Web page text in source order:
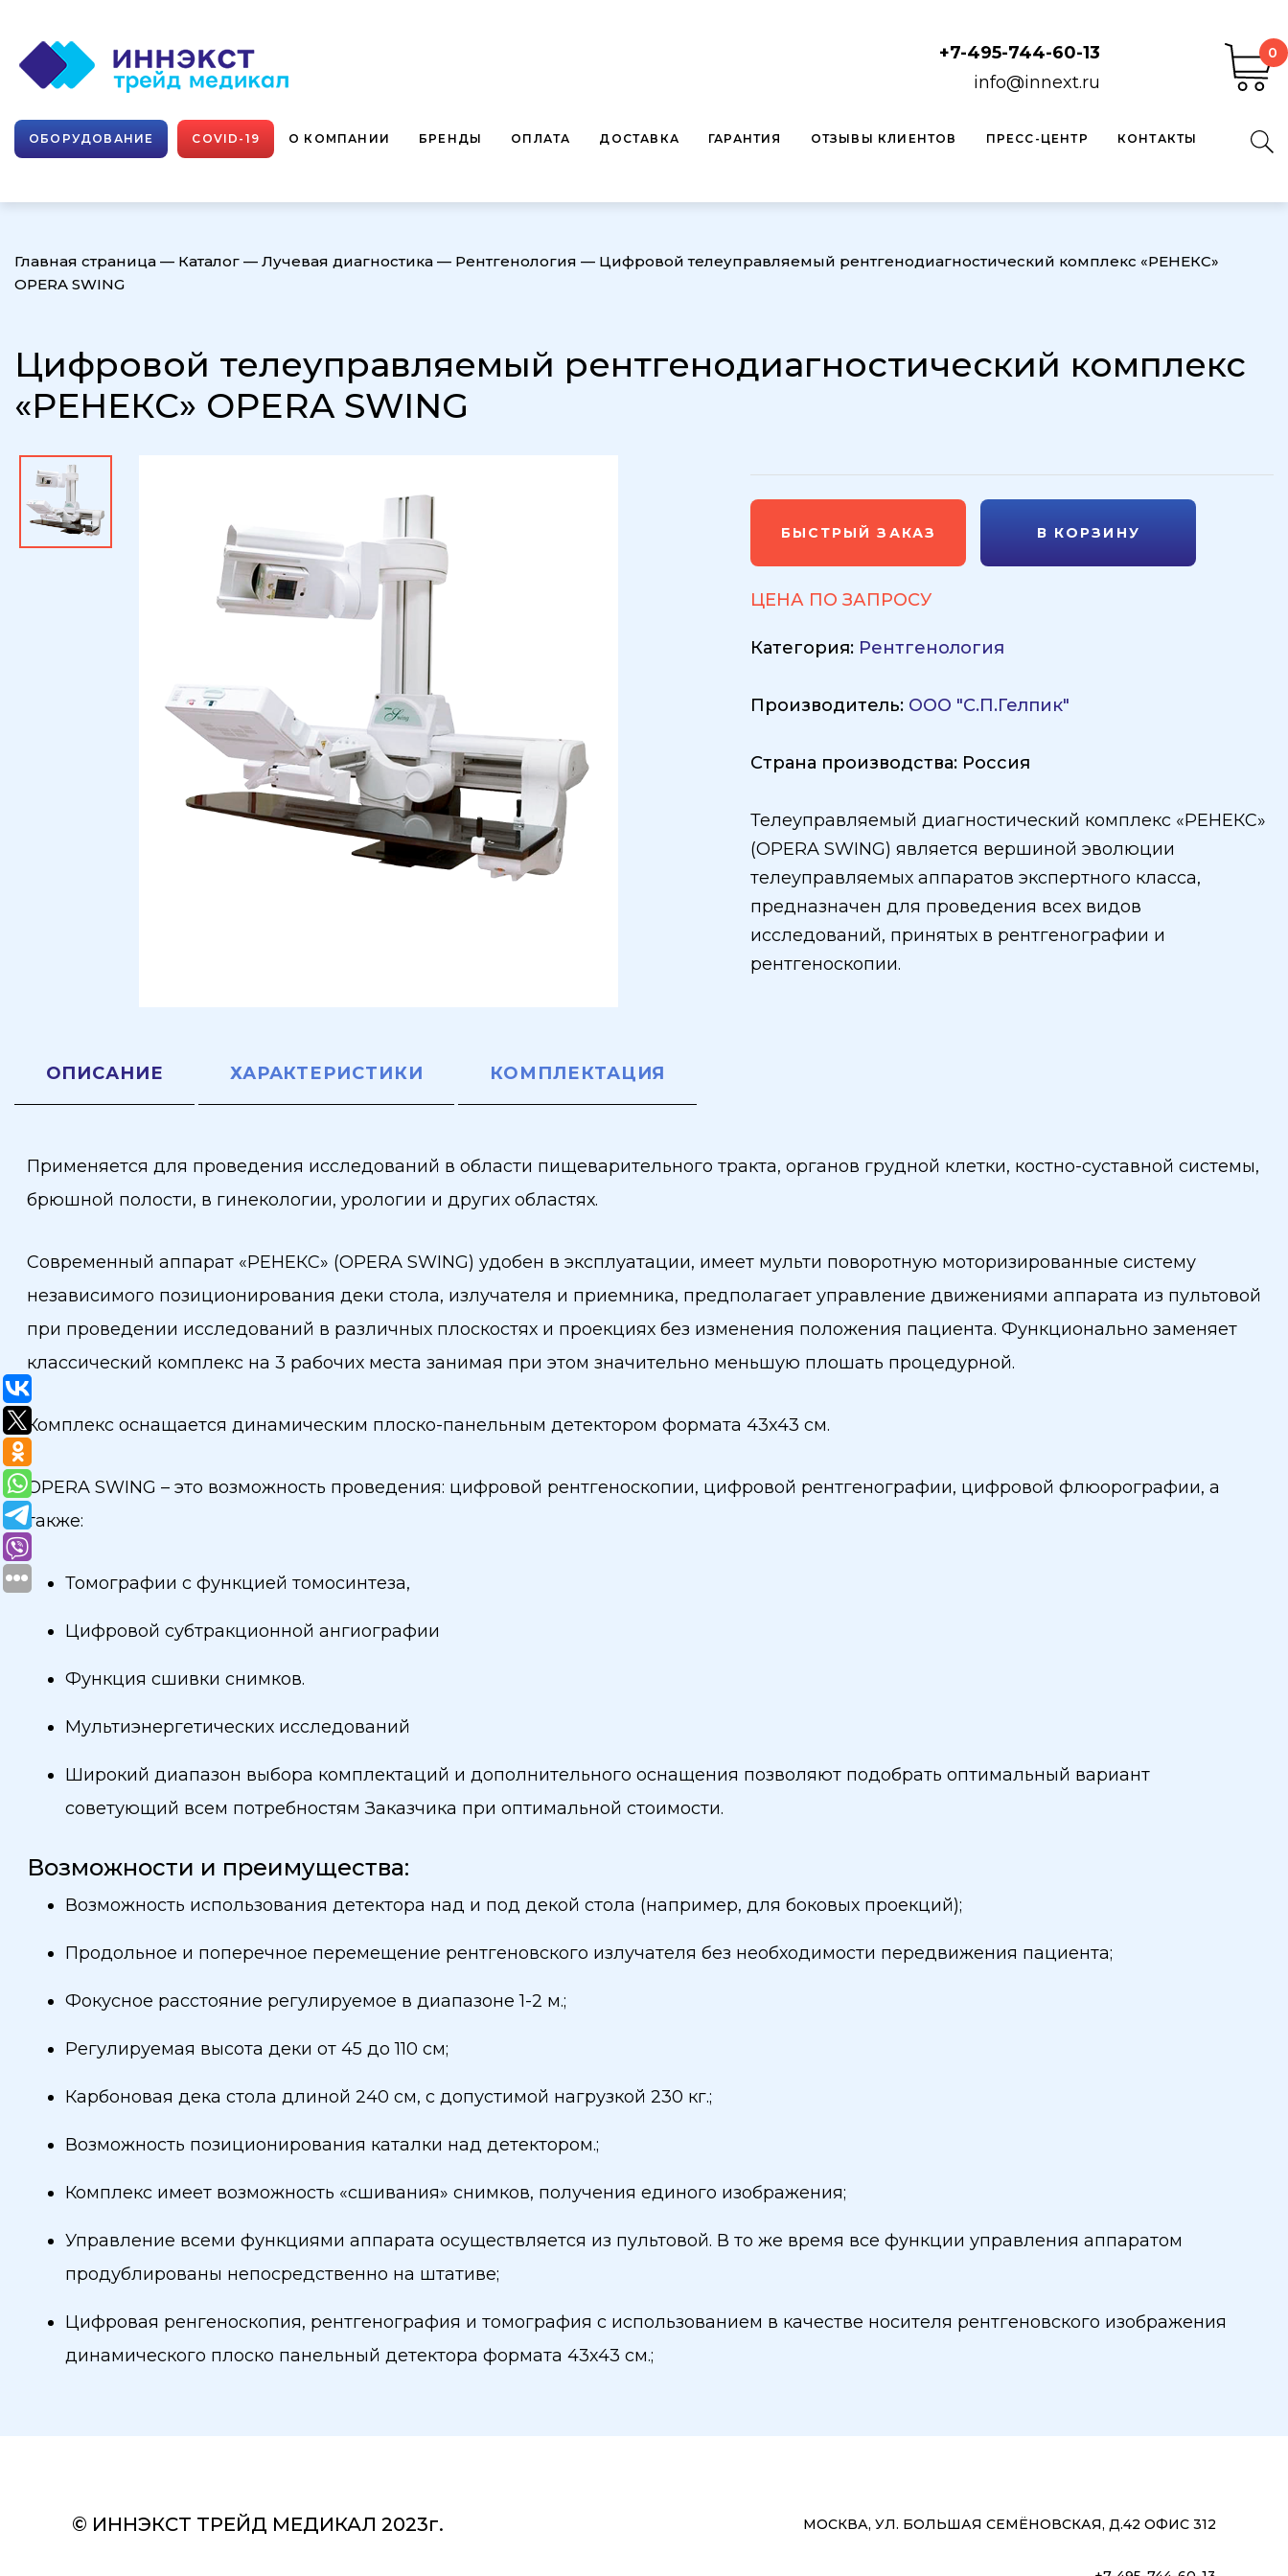
+7-495-744-60-13
info@innext.ru
0
ОБОРУДОВАНИЕ COVID-19 О КОМПАНИИ БРЕНДЫ ОПЛАТА ДОСТАВКА ГАРАНТИЯ ОТЗЫВЫ КЛИЕНТОВ ПРЕСС-ЦЕНТР КОНТАКТЫ
Главная страница — Каталог — Лучевая диагностика — Рентгенология — Цифровой телеуправляемый рентгенодиагностический комплекс «РЕНЕКС»
OPERA SWING
Цифровой телеуправляемый рентгенодиагностический комплекс
«РЕНЕКС» OPERA SWING
БЫСТРЫЙ ЗАКАЗ В КОРЗИНУ
ЦЕНА ПО ЗАПРОСУ
Категория: Рентгенология
Производитель: ООО "С.П.Гелпик"
Страна производства: Россия
Телеуправляемый диагностический комплекс «РЕНЕКС»
(OPERA SWING) является вершиной эволюции
телеуправляемых аппаратов экспертного класса,
предназначен для проведения всех видов
исследований, принятых в рентгенографии и
рентгеноскопии.
ОПИСАНИЕ
Применяется для проведения исследований в области пищеварительного тракта, органов грудной клетки, костно-суставной системы,
брюшной полости, в гинекологии, урологии и других областях.
Современный аппарат «РЕНЕКС» (OPERA SWING) удобен в эксплуатации, имеет мульти поворотную моторизированные систему
независимого позиционирования деки стола, излучателя и приемника, предполагает управление движениями аппарата из пультовой
при проведении исследований в различных плоскостях и проекциях без изменения положения пациента. Функционально заменяет
классический комплекс на 3 рабочих места занимая при этом значительно меньшую плошать процедурной.
Комплекс оснащается динамическим плоско-панельным детектором формата 43х43 см.
OPERA SWING – это возможность проведения: цифровой рентгеноскопии, цифровой рентгенографии, цифровой флюорографии, а
также:
Томографии c функцией томосинтеза,
Цифровой субтракционной ангиографии
Функция сшивки снимков.
Мультиэнергетических исследований
Широкий диапазон выбора комплектаций и дополнительного оснащения позволяют подобрать оптимальный вариант
советующий всем потребностям Заказчика при оптимальной стоимости.
Возможности и преимущества:
Возможность использования детектора над и под декой стола (например, для боковых проекций);
Продольное и поперечное перемещение рентгеновского излучателя без необходимости передвижения пациента;
Фокусное расстояние регулируемое в диапазоне 1-2 м.;
Регулируемая высота деки от 45 до 110 см;
Карбоновая дека стола длиной 240 см, с допустимой нагрузкой 230 кг.;
Возможность позиционирования каталки над детектором.;
Комплекс имеет возможность «сшивания» снимков, получения единого изображения;
Управление всеми функциями аппарата осуществляется из пультовой. В то же время все функции управления аппаратом
продублированы непосредственно на штативе;
Цифровая ренгеноскопия, рентгенография и томография с использованием в качестве носителя рентгеновского изображения
динамического плоско панельный детектора формата 43х43 см.;
ХАРАКТЕРИСТИКИ КОМПЛЕКТАЦИЯ
© ИННЭКСТ ТРЕЙД МЕДИКАЛ 2023г. МОСКВА, УЛ. БОЛЬШАЯ СЕМЁНОВСКАЯ, Д.42 ОФИС 312